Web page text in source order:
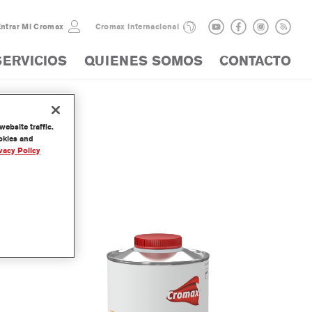
Mi Cromax Cromax internacional
QUIENES SOMOS CONTACTO
traffic.
and
Policy